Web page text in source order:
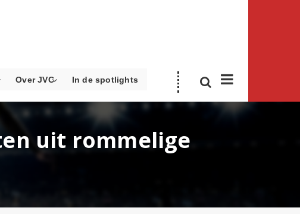
Over JVC In de spotlights
uit rommelige